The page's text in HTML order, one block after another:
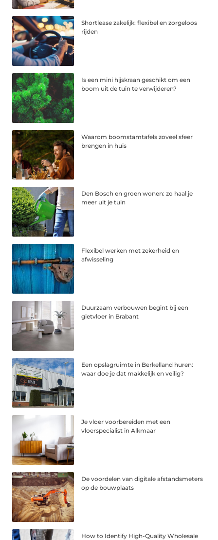
Shortlease zakelijk: flexibel en zorgeloos
rijden
Is een mini hijskraan geschikt om een
boom uit de tuin te verwijderen?
Waarom boomstamtafels zoveel sfeer
brengen in huis
Den Bosch en groen wonen: zo haal je
meer uit je tuin
Flexibel werken met zekerheid en
afwisseling
Duurzaam verbouwen begint bij een
gietvloer in Brabant
Een opslagruimte in Berkelland huren:
waar doe je dat makkelijk en veilig?
Je vloer voorbereiden met een
vloerspecialist in Alkmaar
De voordelen van digitale afstandsmeters
op de bouwplaats
How to Identify High-Quality Wholesale